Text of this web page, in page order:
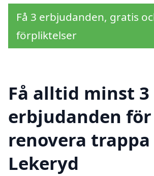
Få 3 erbjudanden, gratis
förpliktelser
Få alltid minst 3
erbjudanden för
renovera trappa
Lekeryd